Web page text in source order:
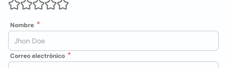
Nombre
Correo electrónico